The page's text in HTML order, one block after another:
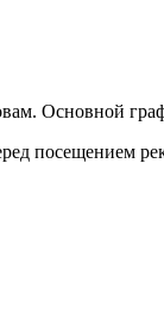
Основной
посещением